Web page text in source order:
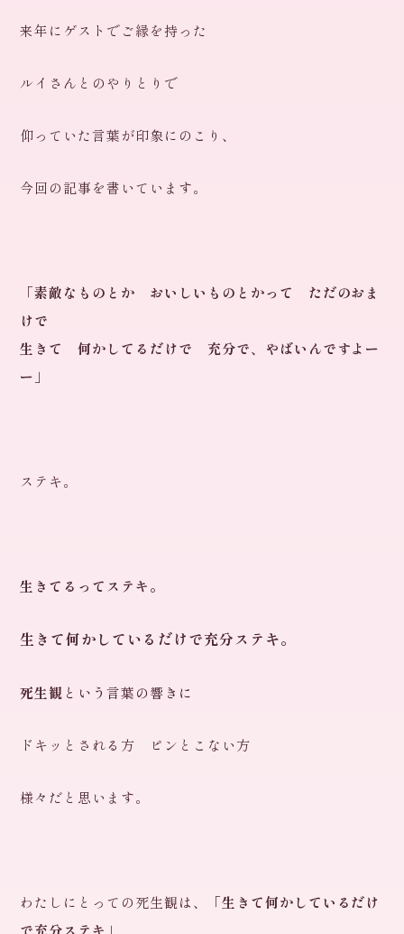
来年にゲストでご縁を持った
ルイさんとのやりとりで
仰っていた言葉が印象にのこり、
今回の記事を書いています。
「素敵なものとか おいしいものとかって ただのおま
けで
生きて 何かしてるだけで 充分で、やばいんですよー
ー」
ステキ。
生きてるってステキ。
生きて何かしているだけで充分ステキ。
死生観 という言葉の響きに
ドキッとされる方 ピンとこない方
様々だと思います。
わたしにとっての死生観は、「生きて何かしているだけ
で充分ステキ 」